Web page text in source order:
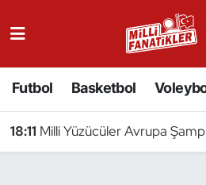
Futbol Basketbol
18:11 Milli Yüzücüler Avrupa
Badminton